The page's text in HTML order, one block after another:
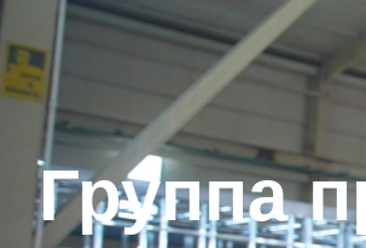
Группа